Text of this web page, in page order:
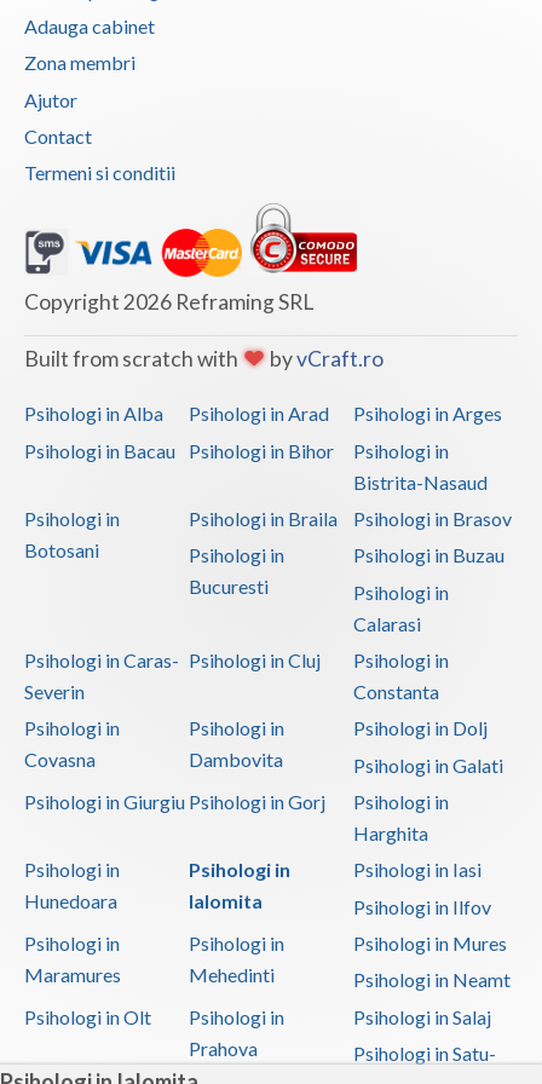
Psihoterapie suportiva (1)
Psihoterapie, asistenta si consultanta psihologica (1)
Terapie suportiva pentru persoane dependente de...
(1)
Terapie suportiva pentru persoanele care sufera... (1)
Terapii de scurta durata (1)
Adauga cabinet
Zona membri
Ajutor
Contact
Termeni si conditii
Copyright 2026 Reframing SRL
Built from scratch with byvCraft.ro
Psihologi in Alba Psihologi in Arad
Psihologi in Arges
Psihologi in Bacau
Psihologi in Bihor
Psihologi in
Bistrita-Nasaud
Psihologi in
Botosani
Psihologi in Braila
Psihologi in Brasov
Psihologi in
Bucuresti
Psihologi in Buzau
Psihologi in
Calarasi
Psihologi in Caras-
Severin
Psihologi in Cluj
Psihologi in
Constanta
Psihologi in
Covasna
Psihologi in
Dambovita
Psihologi in Dolj
Psihologi in Galati
Psihologi in Giurgiu Psihologi in Gorj
Psihologi in
Harghita
Psihologi in
Hunedoara
Psihologi in
Ialomita
Psihologi in Iasi
Psihologi in Ilfov
Psihologi in
Maramures
Psihologi in
Mehedinti
Psihologi in Mures
Psihologi in Neamt
Psihologi in Olt
Psihologi in
Prahova
Psihologi in Salaj
Psihologi in Satu-